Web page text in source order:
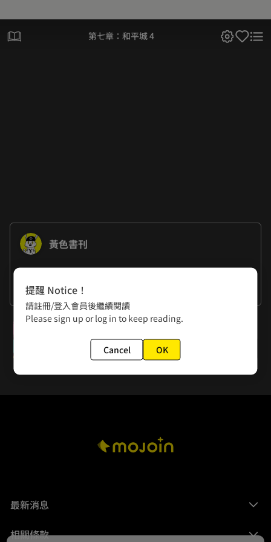
第七章：和平城 4
黃色書刊
謝謝大家的閱讀。
下一話
第七章：和平城 5
最新消息
相關條款
提醒 Notice！
請註冊/登入會員後繼續閱讀
Please sign up or log in to keep reading.
Cancel OK